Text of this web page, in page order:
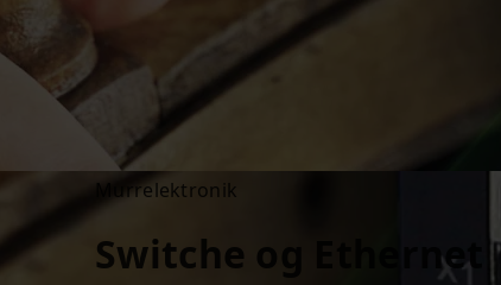
Murrelektronik
Switche og Ethernet